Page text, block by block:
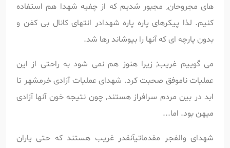
های مجروحان, مجبور شدیم که از چفیه شهدا هم استفاده
کنیم. لذا پیکرهای پاره پاره شهدادر انتهای کانال بی کفن و
بدون پارچه ای که آنها را بپوشاند رها شد.
می گوییم غریب; زیرا هنوز هم نمی شود به راحتی از این
عملیات ناموفق صحبت کرد. شهدای عملیات آزادی خرمشهر تا
ابد در بین مردم سرافراز هستند, چون نتیجه خون آنها آزادی
میهن بود. اما...
شهدای والفجر مقدماتیآنقدر غریب هستند که حتی یاران